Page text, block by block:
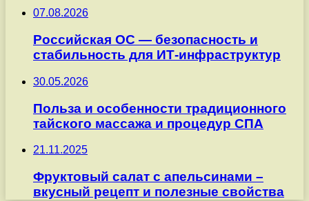
07.08.2026
Российская ОС — безопасность и
стабильность для ИТ-инфраструктур
30.05.2026
Польза и особенности традиционного
тайского массажа и процедур СПА
21.11.2025
Фруктовый салат с апельсинами –
вкусный рецепт и полезные свойства